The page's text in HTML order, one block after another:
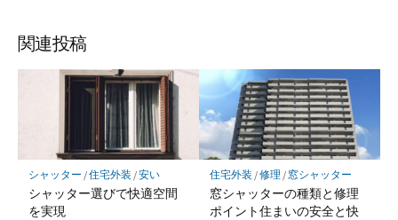
関連投稿
シャッター /住宅外装 /安い
シャッター選びで快適空間
を実現
住宅外装 /修理 / 窓シャッター
窓シャッターの種類と修理
ポイント住まいの安全と快